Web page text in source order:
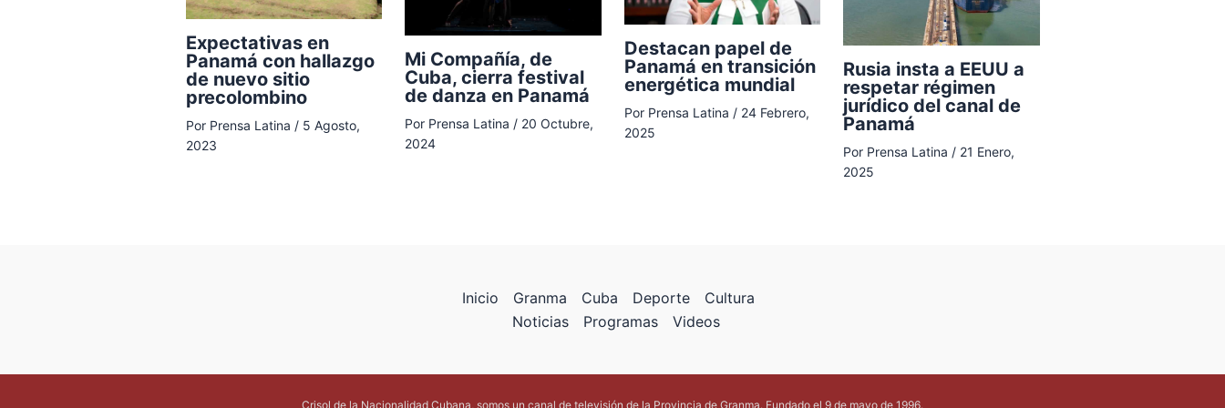
Expectativas en
Panamá con hallazgo
de nuevo sitio
precolombino
Por Prensa Latina / 5 Agosto,
2023
Mi Compañía, de
Cuba, cierra festival
de danza en Panamá
Por Prensa Latina / 20 Octubre,
2024
Destacan papel de
Panamá en transición
energética mundial
Por Prensa Latina / 24 Febrero,
2025
Rusia insta a EEUU a
respetar régimen
jurídico del canal de
Panamá
Por Prensa Latina / 21 Enero,
2025
Inicio Granma Cuba Deporte
Cultura
Noticias
Programas Videos
Crisol de la Nacionalidad Cubana, somos un canal de televisión de la Provincia de Granma. Fundado el 9 de mayo de 1996.